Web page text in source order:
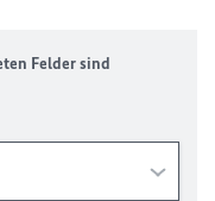
Felder sind